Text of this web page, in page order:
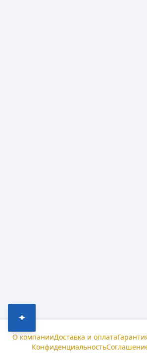
✦
О компанииДоставка и оплата
Конфиденциальность